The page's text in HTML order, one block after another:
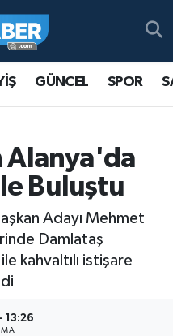
GÜNCEL SPOR
Alanya'da
Buluştu
Adayı Mehmet
Damlataş
kahvaltılı istişare
13:26
Haritası
ve Fikstür